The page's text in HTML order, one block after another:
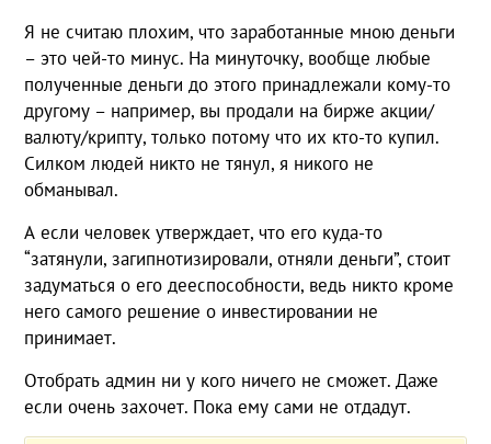
Я не считаю плохим, что заработанные мною деньги
– это чей-то минус. На минуточку, вообще любые
полученные деньги до этого принадлежали кому-то
другому – например, вы продали на бирже акции/
валюту/крипту, только потому что их кто-то купил.
Силком людей никто не тянул, я никого не
обманывал.
А если человек утверждает, что его куда-то
“затянули, загипнотизировали, отняли деньги”, стоит
задуматься о его дееспособности, ведь никто кроме
него самого решение о инвестировании не
принимает.
Отобрать админ ни у кого ничего не сможет. Даже
если очень захочет. Пока ему сами не отдадут.